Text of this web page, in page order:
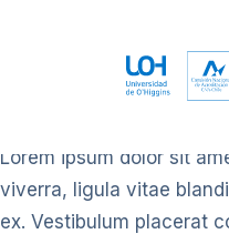
Lorem ipsum dolor sit
viverra, ligula vitae
ex. Vestibulum placerat